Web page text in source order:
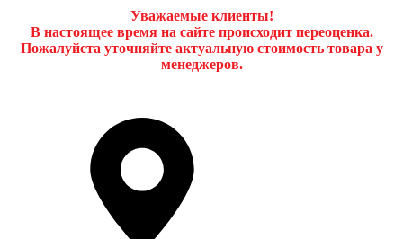
Уважаемые клиенты!
В настоящее время на сайте происходит переоценка.
Пожалуйста уточняйте актуальную стоимость товара у
менеджеров.